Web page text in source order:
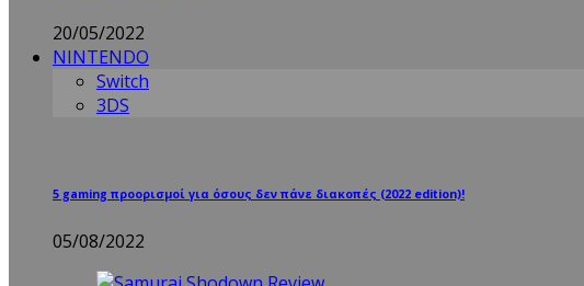
20/05/2022
NINTENDO
Switch
3DS
5 gaming προορισμοί για όσους δεν πάνε διακοπές (2022 edition)!
05/08/2022